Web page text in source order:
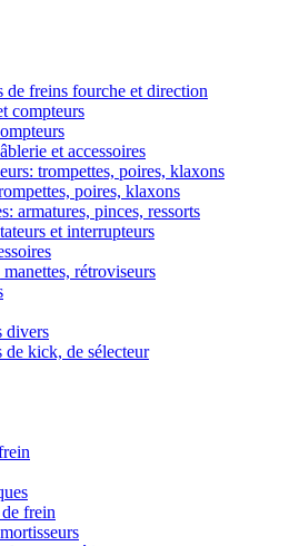
de freins fourche et direction
compteurs
et accessoires
trompettes, poires, klaxons
poires, klaxons
armatures, pinces, ressorts
et interrupteurs
rétroviseurs
divers
de kick, de sélecteur
frein